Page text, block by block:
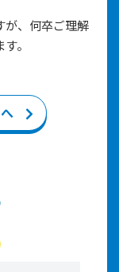
が、何卒ご理解
。